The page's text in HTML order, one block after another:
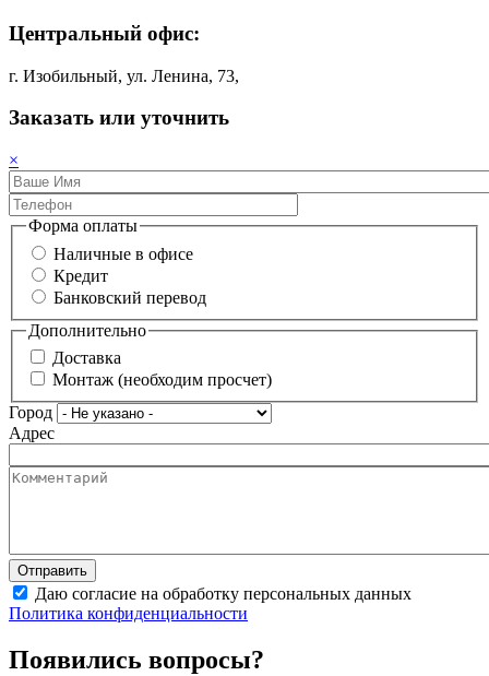
Центральный офис:
г. Изобильный, ул. Ленина, 73,
Заказать или уточнить
×
Форма оплаты
Наличные в офисе
Кредит
Банковский перевод
Дополнительно
Доставка
Монтаж (необходим просчет)
Город
Адрес
Даю согласие на обработку персональных данных
Политика конфиденциальности
Появились вопросы?